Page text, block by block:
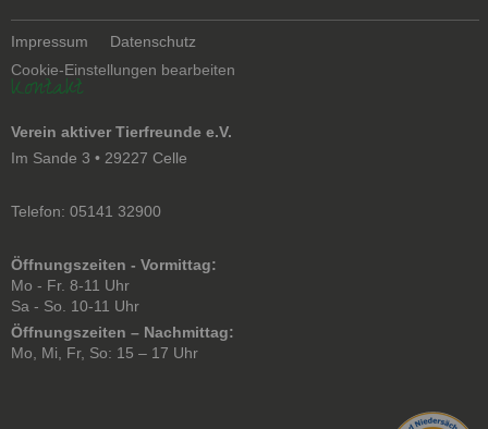
Navigation
überspringen
Impressum
Datenschutz
Cookie-Einstellungen bearbeiten
Kontakt
Verein aktiver Tierfreunde e.V.
Im Sande 3 • 29227 Celle
Telefon: 05141 32900
Öffnungszeiten - Vormittag:
Mo - Fr. 8-11 Uhr
Sa - So. 10-11 Uhr
Öffnungszeiten – Nachmittag:
Mo, Mi, Fr, So: 15 – 17 Uhr